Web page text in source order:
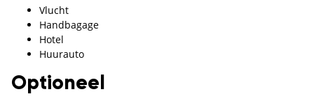
Vlucht
Handbagage
Hotel
Huurauto
Optioneel